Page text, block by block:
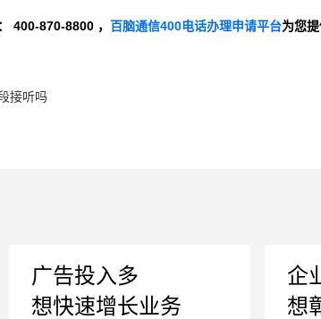
400-870-8800 ， 百脑通信400电话办理申请平台为您
接听吗
广告投入多
想快速增长业务
企
想